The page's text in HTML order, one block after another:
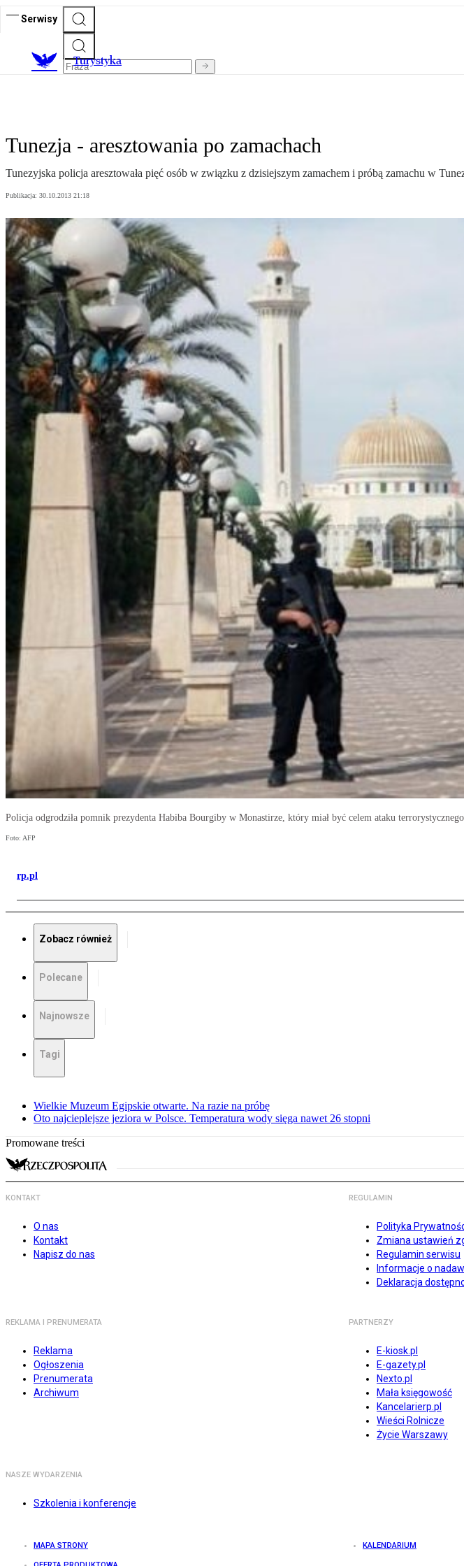
Serwisy
Turystyka
Tunezja - aresztowania po zamachach
Tunezyjska policja aresztowała pięć osób w związku z dzisiejszym zamachem i próbą zamachu w
Publikacja: 30.10.2013 21:18
Policja odgrodziła pomnik prezydenta Habiba Bourgiby w Monastirze, który miał być celem ataku terrorystycznego
Foto: AFP
rp.pl
Zobacz również
Polecane
Najnowsze
Tagi
Wielkie Muzeum Egipskie otwarte. Na razie na próbę
Oto najcieplejsze jeziora w Polsce. Temperatura wody sięga nawet 26 stopni
Promowane treści
KONTAKT
O nas
Kontakt
Napisz do nas
REGULAMIN
Polityka
Zmiana ustawień
Regulamin serwisu
Informacje o
Deklaracja
REKLAMA I PRENUMERATA
Reklama
Ogłoszenia
Prenumerata
Archiwum
PARTNERZY
E-kiosk.pl
E-gazety.pl
Nexto.pl
Mała księgowość
Kancelarierp.pl
Wieści Rolnicze
Życie Warszawy
NASZE WYDARZENIA
Szkolenia i konferencje
MAPA STRONY KALENDARIUM